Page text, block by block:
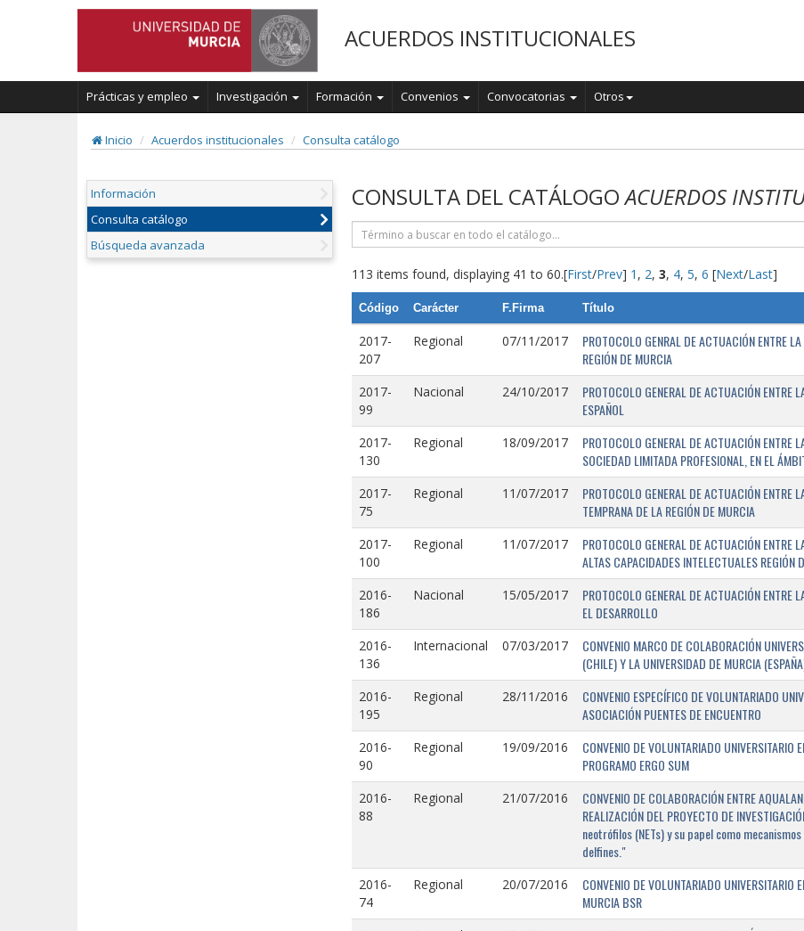
ACUERDOS INSTITUCIONALES
Prácticas y empleo Investigación Formación Convenios Convocatorias Otros
Inicio Acuerdos institucionales Consulta catálogo
Información
Consulta catálogo
Búsqueda avanzada
CONSULTA DEL CATÁLOGOACUERDOS
113 items found, displaying 41 to 60.[First/Prev] 1 , 2, 3, 4, 5, 6 [Next/Last]
Código Carácter F.Firma Título
2017-
207
Regional 07/11/2017
PROTOCOLO GENRAL DE ACTUACIÓN ENTRE
REGIÓN DE MURCIA
2017-
99
Nacional 24/10/2017
PROTOCOLO GENERAL DE ACTUACIÓN ENTRE
ESPAÑOL
2017-
130
Regional 18/09/2017
PROTOCOLO GENERAL DE ACTUACIÓN ENTRE
SOCIEDAD LIMITADA PROFESIONAL, EN EL
2017-
75
Regional 11/07/2017
PROTOCOLO GENERAL DE ACTUACIÓN ENTRE
TEMPRANA DE LA REGIÓN DE MURCIA
2017-
100
Regional 11/07/2017
PROTOCOLO GENERAL DE ACTUACIÓN ENTRE
ALTAS CAPACIDADES INTELECTUALES REGIÓN
2016-
186
Nacional 15/05/2017
PROTOCOLO GENERAL DE ACTUACIÓN ENTRE
EL DESARROLLO
2016-
136
Internacional 07/03/2017
CONVENIO MARCO DE COLABORACIÓN
(CHILE) Y LA UNIVERSIDAD DE MURCIA
2016-
195
Regional 28/11/2016
CONVENIO ESPECÍFICO DE VOLUNTARIADO
ASOCIACIÓN PUENTES DE ENCUENTRO
2016-
90
Regional 19/09/2016
CONVENIO DE VOLUNTARIADO
PROGRAMO ERGO SUM
2016-
88
Regional 21/07/2016
CONVENIO DE COLABORACIÓN ENTRE
REALIZACIÓN DEL PROYECTO DE
neotrófilos (NETs) y su papel como
delfines."
2016-
74
Regional 20/07/2016
CONVENIO DE VOLUNTARIADO
MURCIA BSR